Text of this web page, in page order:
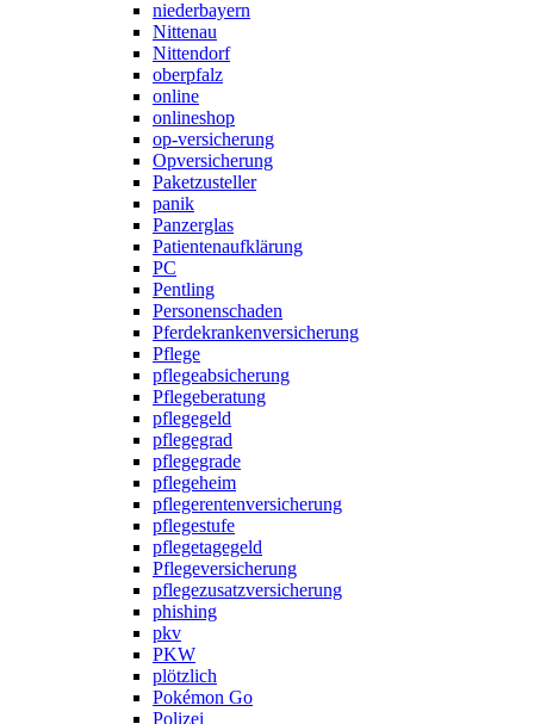
niederbayern
Nittenau
Nittendorf
oberpfalz
online
onlineshop
op-versicherung
Opversicherung
Paketzusteller
panik
Panzerglas
Patientenaufklärung
PC
Pentling
Personenschaden
Pferdekrankenversicherung
Pflege
pflegeabsicherung
Pflegeberatung
pflegegeld
pflegegrad
pflegegrade
pflegeheim
pflegerentenversicherung
pflegestufe
pflegetagegeld
Pflegeversicherung
pflegezusatzversicherung
phishing
pkv
PKW
plötzlich
Pokémon Go
Polizei